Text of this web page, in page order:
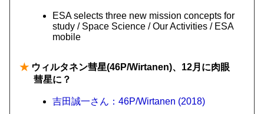
ESA selects three new mission concepts for
study / Space Science / Our Activities / ESA
mobile
★ ウィルタネン彗星(46P/Wirtanen)、12月に肉眼
彗星に？
吉田誠一さん：46P/Wirtanen (2018)